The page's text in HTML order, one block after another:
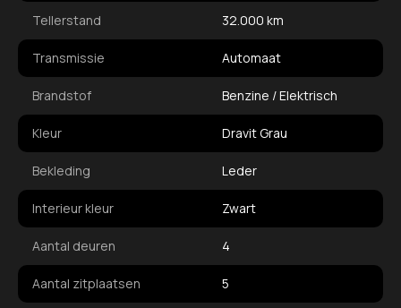
Tellerstand 32.000 km
Transmissie Automaat
Brandstof Benzine / Elektrisch
Kleur Dravit Grau
Bekleding Leder
Interieur kleur Zwart
Aantal deuren 4
Aantal zitplaatsen 5